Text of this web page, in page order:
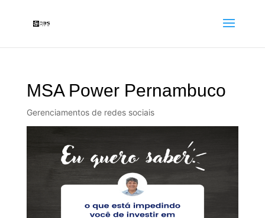
MSA Power Pernambuco
Gerenciamentos de redes sociais